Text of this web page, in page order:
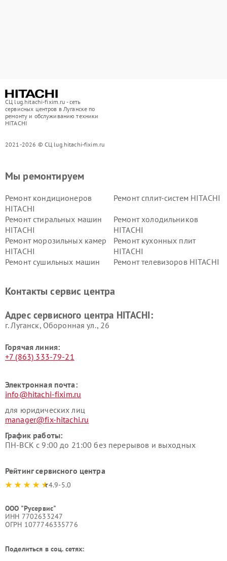
СЦ lug.hitachi-fixim.ru - сеть
сервисных центров в Луганске по
ремонту и обслуживанию техники
HITACHI
2021-2026 © СЦ lug.hitachi-fixim.ru
Мы ремонтируем
Ремонт кондиционеров
HITACHI
Ремонт сплит-систем HITACHI
Ремонт стиральных машин
HITACHI
Ремонт холодильников
HITACHI
Ремонт морозильных камер
HITACHI
Ремонт кухонных плит
HITACHI
Ремонт сушильных машин
Ремонт телевизоров HITACHI
данных HITACHI
HITACHI
HITACHI
HITACHI
Контакты сервис центра
Адрес сервисного центра HITACHI:
г. Луганск, Оборонная ул., 26
Горячая линия:
+7 (863) 333-79-21
Электронная почта:
info@hitachi-fixim.ru
для юридических лиц
manager@fix-hitachi.ru
График работы:
ПН-ВСК с 9:00 до 21:00 без перерывов и выходных
Рейтинг сервисного центра
4.9-5.0
ООО "Русервис"
ИНН 7702633247
ОГРН 1077746335776
Поделиться в соц. сетях: